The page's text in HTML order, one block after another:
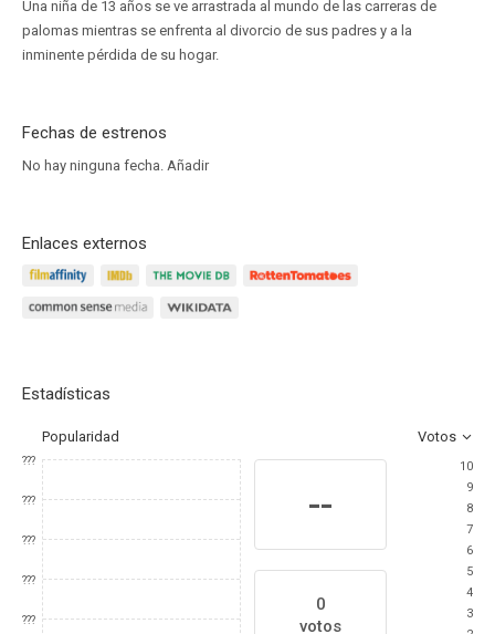
Una niña de 13 años se ve arrastrada al mundo de las carreras de
palomas mientras se enfrenta al divorcio de sus padres y a la
inminente pérdida de su hogar.
Fechas de estrenos
No hay ninguna fecha. Añadir
Enlaces externos
Estadísticas
Popularidad Votos
???
???
???
???
???
--
0
votos
10
9
8
7
6
5
4
3